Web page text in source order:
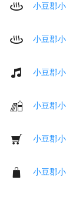
小豆郡
小豆郡
小豆郡
小豆郡
小豆郡
小豆郡